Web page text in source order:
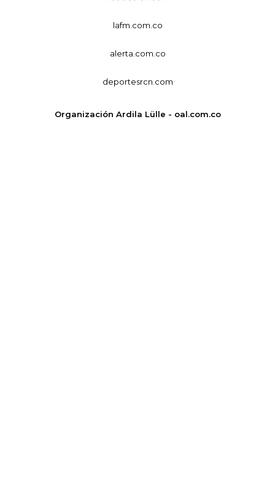
lafm.com.co
alerta.com.co
deportesrcn.com
Organización Ardila Lülle - oal.com.co